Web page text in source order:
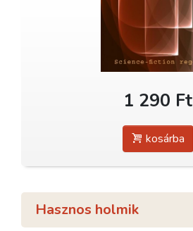
1 290 Ft
kosárba
Hasznos holmik